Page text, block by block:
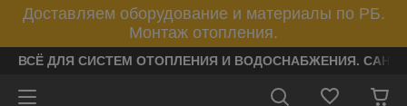
Доставляем оборудование и материалы по РБ.
Монтаж отопления.
ВСЁ ДЛЯ СИСТЕМ ОТОПЛЕНИЯ И ВОДОСНАБЖЕНИЯ.